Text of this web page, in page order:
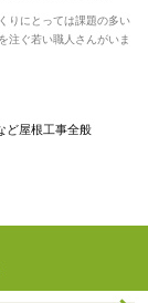
りにとっては課題の多い
注ぐ若い職人さんがいま
ど屋根工事全般